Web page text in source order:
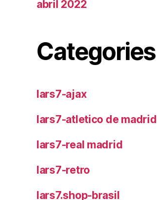
abril 2022
Categories
lars7-ajax
lars7-atletico de madrid
lars7-real madrid
lars7-retro
lars7.shop-brasil